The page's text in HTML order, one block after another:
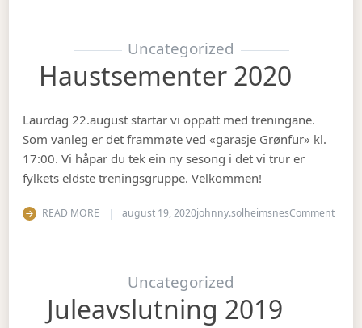
Uncategorized
Haustsementer 2020
Laurdag 22.august startar vi oppatt med treningane.
Som vanleg er det frammøte ved «garasje Grønfur» kl.
17:00. Vi håpar du tek ein ny sesong i det vi trur er
fylkets eldste treningsgruppe. Velkommen!
READ MORE august 19, 2020johnny.solheimsnesCommenton
Uncategorized
Juleavslutning 2019